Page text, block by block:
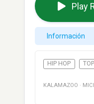
Play
Información
HIP HOP
KALAMAZOO ·